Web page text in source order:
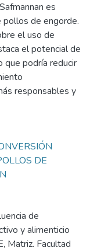
es
pollos de engorde.
el uso de
el potencial de
que podría reducir
responsables y
DE
de
y alimenticio
Matriz. Facultad